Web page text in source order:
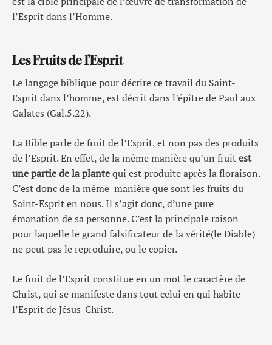
l’Esprit dans l’Homme.
Les Fruits de l’Esprit
Le langage biblique pour décrire ce travail du Saint-
Esprit dans l’homme, est décrit dans l’épître de Paul aux
Galates (Gal.5.22).
La Bible parle de fruit de l’Esprit, et non pas des produits
de l’Esprit. En effet, de la même manière qu’un fruitest
une partie de la plantequi est produite après la floraison.
C’est donc de la même manière que sont les fruits du
Saint-Esprit en nous. Il s’agit donc, d’une pure
émanation de sa personne. C’est la principale raison
pour laquelle le grand falsificateur de la vérité(le Diable)
ne peut pas le reproduire, ou le copier.
Le fruit de l’Esprit constitue en un mot le caractère de
Christ, qui se manifeste dans tout celui en qui habite
l’Esprit de Jésus-Christ.